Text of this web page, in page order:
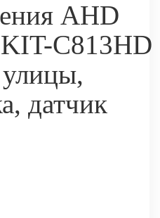
AHD
C813HD
датчик